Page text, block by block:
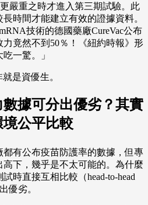
嚴重之時才進入第三期試驗。此
時間才能建立有效的證據資料。
技術的德國藥廠CureVac公布
竟然不到50％！《紐約時報》形
一驚。」
是資優生。
據可分出優劣？其實
公平比較
有公布疫苗防護率的數據，但專
下，幾乎是不太可能的。為什麼
時直接互相比較（head-to-head
優劣。